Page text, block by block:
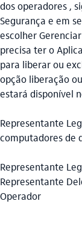
dos operadores ,
Segurança e em
escolher
precisa ter o
para liberar ou
opção liberação
estará disponível
Representante
computadores de
Representante
Representante
Operador